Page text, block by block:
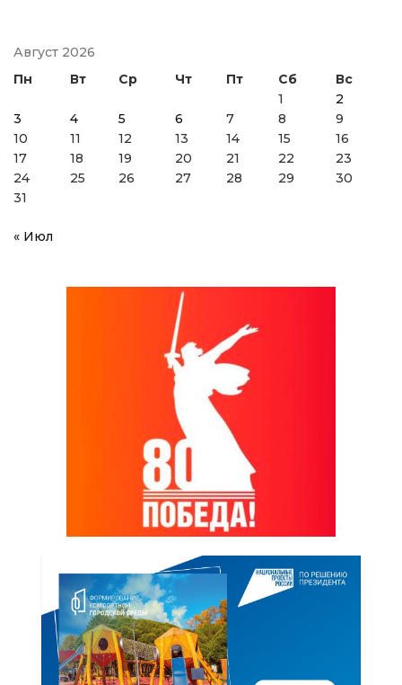
Август 2026
Пн
Вт Ср Чт Пт Сб
Вс
1
2
3
4 5 6 7 8
9
10
11 12 13 14 15
16
17
18 19 20 21 22
23
24
25 26 27 28 29
30
31
« Июл